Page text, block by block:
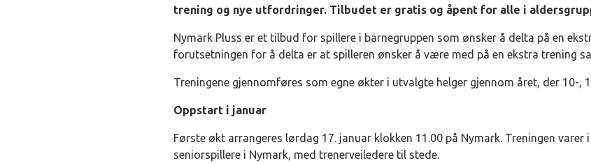
trening og nye utfordringer. Tilbudet er gratis og åpent for alle i
Nymark Pluss er et tilbud for spillere i barnegruppen som ønsker å delta på en
forutsetningen for å delta er at spilleren ønsker å være med på en ekstra trening
Treningene gjennomføres som egne økter i utvalgte helger gjennom året, der 10-,
Oppstart i januar
Første økt arrangeres lørdag 17. januar klokken 11.00 på Nymark. Treningen varer
seniorspillere i Nymark, med trenerveiledere til stede.